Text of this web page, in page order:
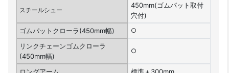
スチールシュー
450mm(ゴムパット取付
穴付)
ゴムパットクローラ(450mm幅)
○
リンクチェーンゴムクローラ
(450mm幅)
○
ロングアーム 標準＋300mm